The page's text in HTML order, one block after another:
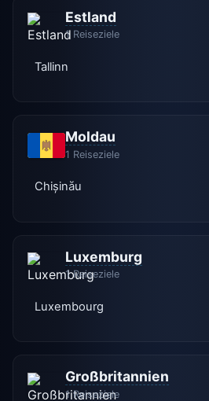
Estland
1 Reiseziele
Tallinn
Moldau
1 Reiseziele
Chișinău
Luxemburg
1 Reiseziele
Luxembourg
Großbritannien
1 Reiseziele